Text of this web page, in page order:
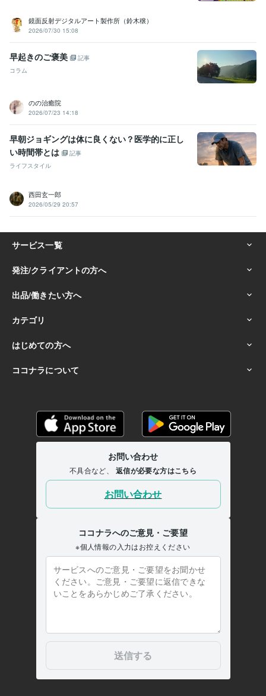
鏡面反射デジタルアート製作所（鈴木穣）
2026/07/30 15:08
早起きのご褒美
記事
コラム
のの治癒院
2026/07/23 14:18
早朝ジョギングは体に良くない？医学的に正し
い時間帯とは
記事
ライフスタイル
西田玄一郎
2026/05/29 20:57